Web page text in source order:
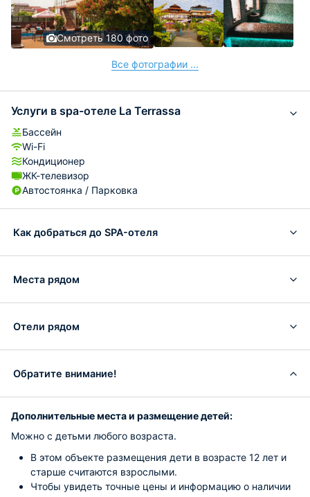
Смотреть 180 фото
Все фотографии ...
Услуги в spa-отеле La Terrassa
Бассейн
Wi-Fi
Кондиционер
ЖК-телевизор
Автостоянка / Парковка
Как добраться до SPA-отеля
Места рядом
Отели рядом
Обратите внимание!
Дополнительные места и размещение детей:
Можно с детьми любого возраста.
В этом объекте размещения дети в возрасте 12 лет и
старше считаются взрослыми.
Чтобы увидеть точные цены и информацию о наличии